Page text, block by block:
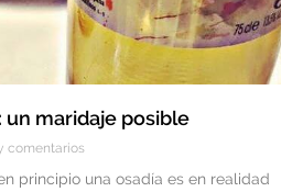
un maridaje posible
comentarios
principio una osadía es en realidad